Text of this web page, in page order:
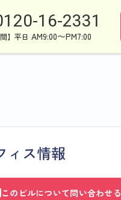
16-2331
】平日 AM9:00〜PM7:00
ィス情報
このビルについて問い合わせる